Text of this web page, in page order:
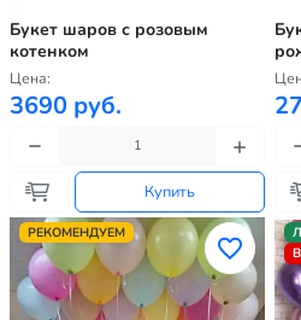
Букет шаров с розовым
котенком
Цена:
3690 руб.
Купить
РЕКОМЕНДУЕМ